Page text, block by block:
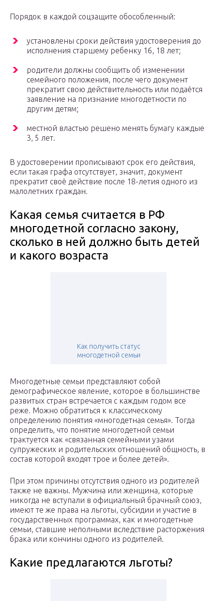
Порядок в каждой соцзащите обособленный:
установлены сроки действия удостоверения до
исполнения старшему ребенку 16, 18 лет;
родители должны сообщить об изменении
семейного положения, после чего документ
прекратит свою действительность или подаётся
заявление на признание многодетности по
другим детям;
местной властью решено менять бумагу каждые
3, 5 лет.
В удостоверении прописывают срок его действия,
если такая графа отсутствует, значит, документ
прекратит своё действие после 18-летия одного из
малолетних граждан.
Какая семья считается в РФ
многодетной согласно закону,
сколько в ней должно быть детей
и какого возраста
Как получить статус
многодетной семьи
Многодетные семьи представляют собой
демографическое явление, которое в большинстве
развитых стран встречается с каждым годом все
реже. Можно обратиться к классическому
определению понятия «многодетная семья». Тогда
определить, что понятие многодетной семьи
трактуется как «связанная семейными узами
супружеских и родительских отношений общность, в
состав которой входят трое и более детей».
При этом причины отсутствия одного из родителей
также не важны. Мужчина или женщина, которые
никогда не вступали в официальный брачный союз,
имеют те же права на льготы, субсидии и участие в
государственных программах, как и многодетные
семьи, ставшие неполными вследствие расторжения
брака или кончины одного из родителей.
Какие предлагаются льготы?